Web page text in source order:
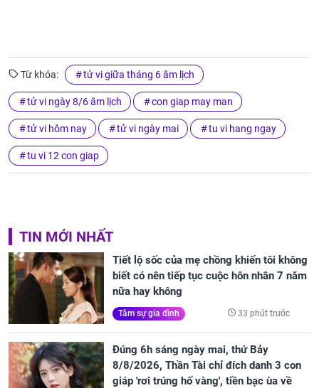
Từ khóa: tử vi giữa tháng 6 âm lịch
tử vi ngày 8/6 âm lịch con giap may man
tử vi hôm nay tử vi ngày mai tu vi hang ngay
tu vi 12 con giap
TIN MỚI NHẤT
Tiết lộ sốc của mẹ chồng khiến tôi không
biết có nên tiếp tục cuộc hôn nhân 7 năm
nữa hay không
Tâm sự gia đình 33 phút trước
Đúng 6h sáng ngày mai, thứ Bảy
8/8/2026, Thần Tài chỉ đích danh 3 con
giáp 'rơi trúng hố vàng', tiền bạc ùa về